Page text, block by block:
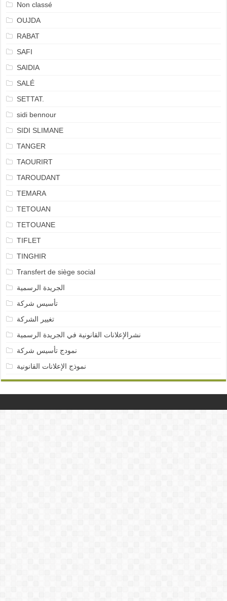
Non classé
OUJDA
RABAT
SAFI
SAIDIA
SALÉ
SETTAT.
sidi bennour
SIDI SLIMANE
TANGER
TAOURIRT
TAROUDANT
TEMARA
TETOUAN
TETOUANE
TIFLET
TINGHIR
Transfert de siège social
الجريدة الرسمية
تأسيس شركة
تغيير الشركة
نشرالإعلانات القانونية في الجريدة الرسمية
نمودج تأسيس شركة
نموذج الإعلانات القانونية